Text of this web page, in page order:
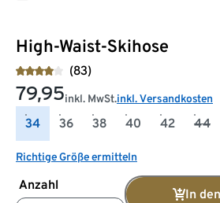
High-Waist-Skihose
(83)
79,95inkl. MwSt.inkl. Versandkosten
34 36 38 40 42 44
Richtige Größe ermitteln
Anzahl
In